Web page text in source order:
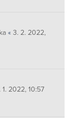
« 3. 2. 2022,
1. 2022, 10:57